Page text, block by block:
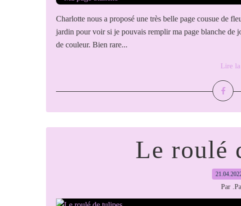
Charlotte nous a proposé une très belle page cousue de
jardin pour voir si je pouvais remplir ma page blanche de
de couleur. Bien rare...
Lire
Le roulé
Par